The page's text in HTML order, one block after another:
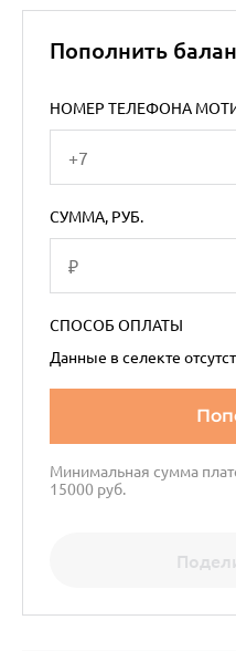
Пополнить
НОМЕР ТЕЛЕФОНА
СУММА, РУБ.
СПОСОБ ОПЛАТЫ
Данные в селекте
Минимальная сумма
15000 руб.